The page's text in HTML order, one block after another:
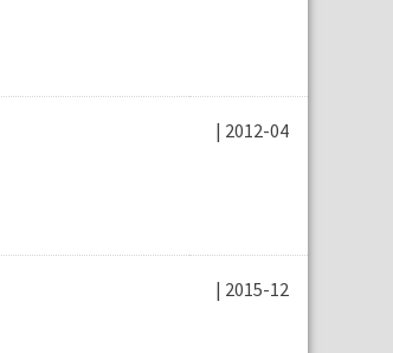
| 2012-04
| 2015-12